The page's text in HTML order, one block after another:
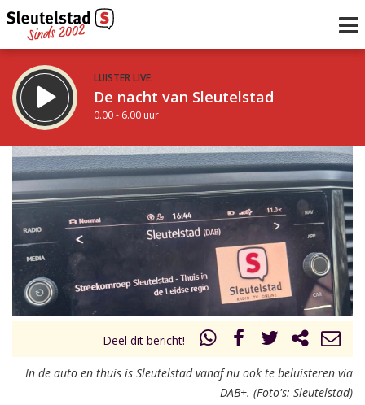
LUISTER LIVE:
De nacht van Sleutelstad
0.00 - 6.00 uur
STRAKS:
De ochtend van Sleutelstad
6.00 - 12.00 uur
Vorig uur
uur 1 van 0 Volgend uur
Deel dit bericht!
In de auto en thuis is Sleutelstad vanaf nu ook te beluisteren via
DAB+. (Foto's: Sleutelstad)